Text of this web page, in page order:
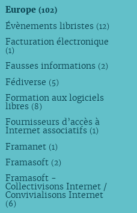
Europe(102)
Évènements libristes (12)
Facturation électronique
(1)
Fausses informations (2)
Fédiverse (5)
Formation aux logiciels
libres (8)
Fournisseurs d’accès à
Internet associatifs (1)
Framanet (1)
Framasoft (2)
Framasoft -
Collectivisons Internet /
Convivialisons Internet
(6)